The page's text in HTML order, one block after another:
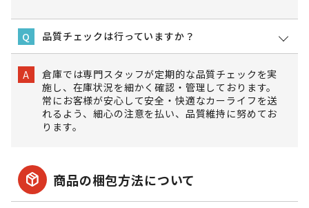
Q 品質チェックは行っていますか？
A
倉庫では専門スタッフが定期的な品質チェックを実
施し、在庫状況を細かく確認・管理しております。
常にお客様が安心して安全・快適なカーライフを送
れるよう、細心の注意を払い、品質維持に努めてお
ります。
package_2 商品の梱包方法について